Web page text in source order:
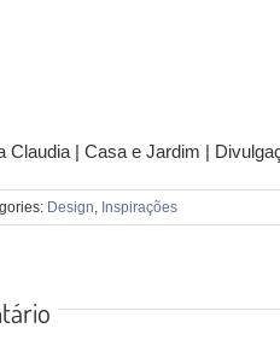
Claudia | Casa e Jardim |
Design, Inspirações